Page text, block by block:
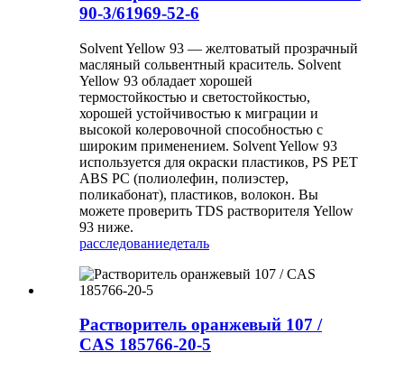
90-3/61969-52-6
Solvent Yellow 93 — желтоватый прозрачный
масляный сольвентный краситель. Solvent
Yellow 93 обладает хорошей
термостойкостью и светостойкостью,
хорошей устойчивостью к миграции и
высокой колеровочной способностью с
широким применением. Solvent Yellow 93
используется для окраски пластиков, PS PET
ABS PC (полиолефин, полиэстер,
поликабонат), пластиков, волокон. Вы
можете проверить TDS растворителя Yellow
93 ниже.
расследованиедеталь
Растворитель оранжевый 107 /
CAS 185766-20-5